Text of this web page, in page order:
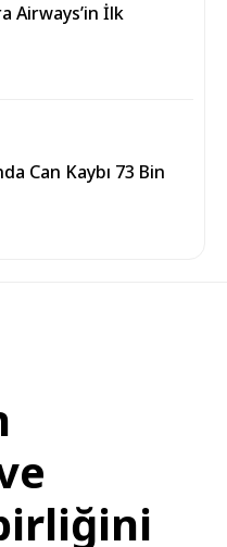
Airways’in İlk
Can Kaybı 73 Bin